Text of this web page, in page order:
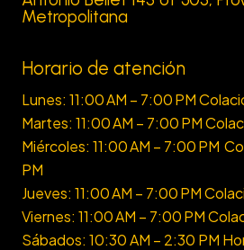
Metropolitana
Horario de atención
Lunes: 11:00 AM – 7:00 PM
Martes: 11:00 AM – 7:00 PM
Miércoles: 11:00 AM – 7:00 PM
PM
Jueves: 11:00 AM – 7:00 PM
Viernes: 11:00 AM – 7:00 PM
Sábados: 10:30 AM – 2:30 PM